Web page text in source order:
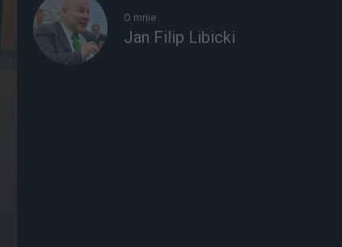
O mnie
Jan Filip Libicki